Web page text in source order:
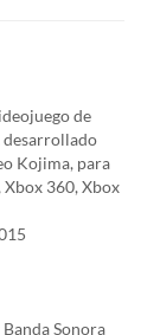
de
desarrollado
Kojima, para
Xbox 360, Xbox
Sonora